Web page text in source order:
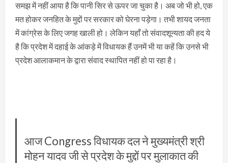
समझ में नहीं आया है कि पानी सिर से ऊपर जा चुका है। अब जो भी हो, एक
मत होकर जनहित के मुद्दों पर सरकार को घेरना पड़ेगा। तभी शायद जनता
में कांग्रेस के लिए जगह खाली हो। लेकिन यहाँ तो संवादशून्यता की हद ये
है कि प्रदेश में दहाई के आंकड़े में विधायक हैं उनमें भी या कहें कि उनसे भी
प्रदेश आलाकमान के द्वारा संवाद स्थापित नहीं हो पा रहा है।
आज Congress विधायक दल ने मुख्यमंत्री श्री
मोहन यादव जी से प्रदेश के मुद्दों पर मुलाकात की